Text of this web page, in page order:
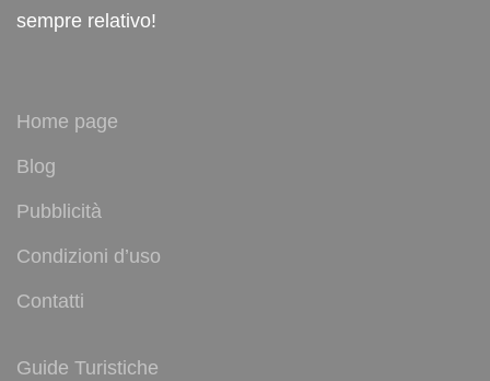
sempre relativo!
Home page
Blog
Pubblicità
Condizioni d’uso
Contatti
Guide Turistiche